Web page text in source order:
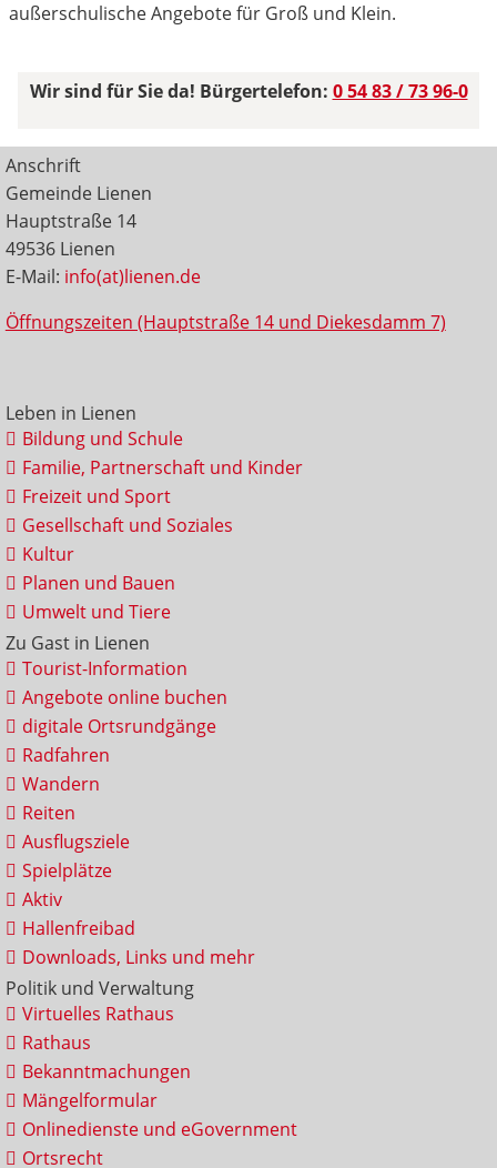
außerschulische Angebote für Groß und Klein.
Wir sind für Sie da! Bürgertelefon: 0 54 83 / 73 96-0
Anschrift
Gemeinde Lienen
Hauptstraße 14
49536 Lienen
E-Mail: info(at)lienen.de
Öffnungszeiten (Hauptstraße 14 und Diekesdamm 7)
Leben in Lienen
Bildung und Schule
Familie, Partnerschaft und Kinder
Freizeit und Sport
Gesellschaft und Soziales
Kultur
Planen und Bauen
Umwelt und Tiere
Zu Gast in Lienen
Tourist-Information
Angebote online buchen
digitale Ortsrundgänge
Radfahren
Wandern
Reiten
Ausflugsziele
Spielplätze
Aktiv
Hallenfreibad
Downloads, Links und mehr
Politik und Verwaltung
Virtuelles Rathaus
Rathaus
Bekanntmachungen
Mängelformular
Onlinedienste und eGovernment
Ortsrecht